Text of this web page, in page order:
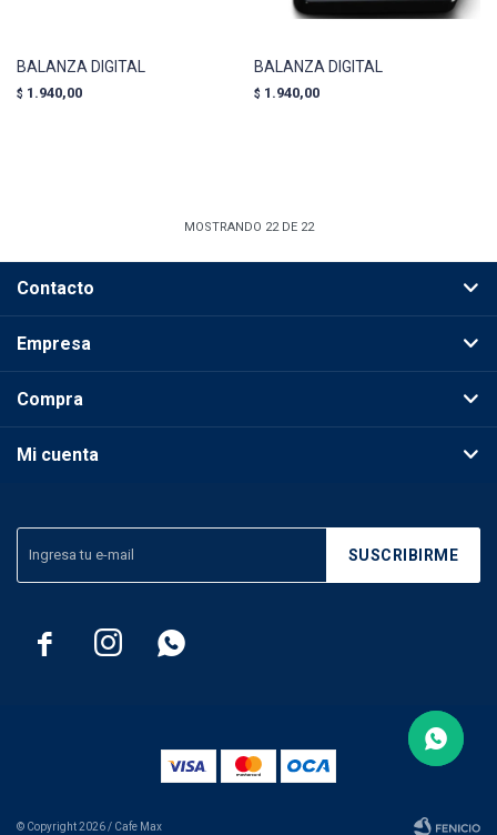
BALANZA DIGITAL
$ 1.940,00
BALANZA DIGITAL
$ 1.940,00
MOSTRANDO 22DE 22
SUSCRIBIRME
  
Contacto
Empresa
Compra
Mi cuenta
© Copyright 2026 / Cafe Max